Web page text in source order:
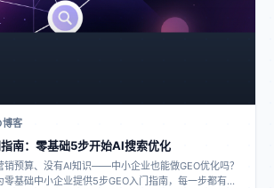
博客
南：零基础5步开始AI搜索优化
销预算、没有AI知识——中小企业也能做GEO优化吗？
基础中小企业提供5步GEO入门指南，每一步都有具